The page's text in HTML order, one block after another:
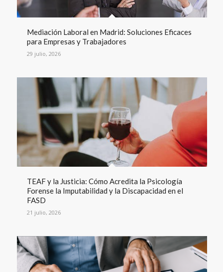
Mediación Laboral en Madrid: Soluciones Eficaces
para Empresas y Trabajadores
29 julio, 2026
TEAF y la Justicia: Cómo Acredita la Psicología
Forense la Imputabilidad y la Discapacidad en el
FASD
21 julio, 2026